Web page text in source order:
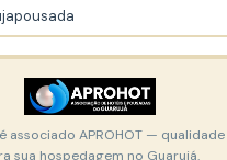
associado APROHOT —
sua hospedagem no Guarujá.